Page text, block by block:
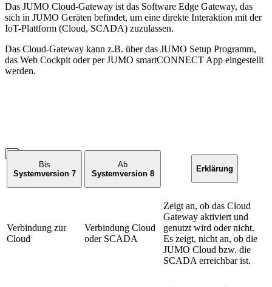
Das JUMO Cloud-Gateway ist das Software Edge Gateway, das
sich in JUMO Geräten befindet, um eine direkte Interaktion mit der
IoT-Plattform (Cloud, SCADA) zuzulassen.
Das Cloud-Gateway kann z.B. über das JUMO Setup Programm,
das Web Cockpit oder per JUMO smartCONNECT App eingestellt
werden.
Bis
Systemversion 7
Ab
Systemversion 8
Erklärung
Verbindung zur
Cloud
Verbindung Cloud
oder SCADA
Zeigt an, ob das Cloud
Gateway aktiviert und
genutzt wird oder nicht.
Es zeigt, nicht an, ob die
JUMO Cloud bzw. die
SCADA erreichbar ist.